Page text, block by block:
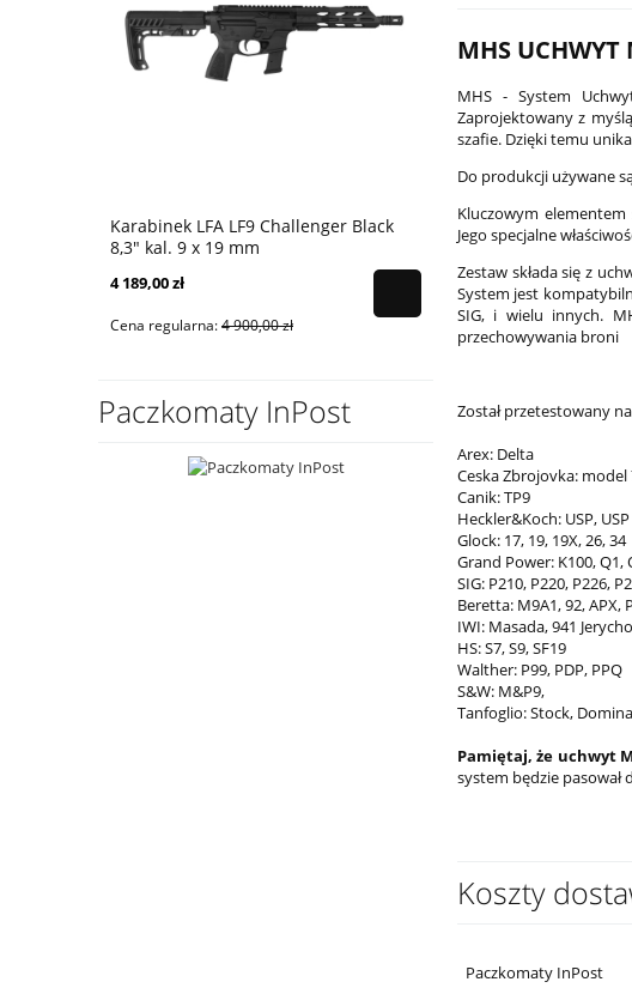
Karabinek LFA LF9 Challenger Black
8,3" kal. 9 x 19 mm
4 189,00 zł
Cena regularna:4 900,00 zł
Karabinek PCC Son of
9x19 mm - czarny
4 399,00 zł
Cena regularna:4 499,00 zł
Paczkomaty InPost
MHS UCHWYT
MHS - System
Zaprojektowany z
szafie. Dzięki temu
Do produkcji używane
Kluczowym
Jego specjalne
Zestaw składa się z
System jest
SIG, i wielu innych.
przechowywania broni
Został przetestowany
Arex: Delta
Ceska Zbrojovka: model
Canik: TP9
Heckler&Koch: USP,
Glock: 17, 19, 19X, 26, 34
Grand Power: K100, Q1,
SIG: P210, P220, P226,
Beretta: M9A1, 92, APX,
IWI: Masada, 941 Jerycho
HS: S7, S9, SF19
Walther: P99, PDP, PPQ
S&W: M&P9,
Tanfoglio: Stock,
Pamiętaj, że uchwyt
system będzie pasował
Koszty
Paczkomaty InPost